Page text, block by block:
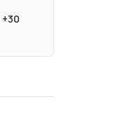
+30